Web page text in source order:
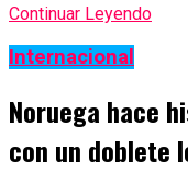
Continuar Leyendo
Internacional
Noruega hace
con un doblete